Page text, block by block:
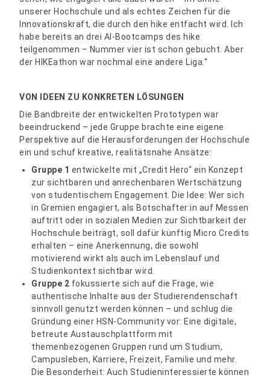
unserer Hochschule und als echtes Zeichen für die
Innovationskraft, die durch den hike entfacht wird. Ich
habe bereits an drei AI-Bootcamps des hike
teilgenommen – Nummer vier ist schon gebucht. Aber
der HIKEathon war nochmal eine andere Liga.“
VON IDEEN ZU KONKRETEN LÖSUNGEN
Die Bandbreite der entwickelten Prototypen war
beeindruckend – jede Gruppe brachte eine eigene
Perspektive auf die Herausforderungen der Hochschule
ein und schuf kreative, realitätsnahe Ansätze:
Gruppe 1 entwickelte mit „Credit Hero“ ein Konzept
zur sichtbaren und anrechenbaren Wertschätzung
von studentischem Engagement. Die Idee: Wer sich
in Gremien engagiert, als Botschafter:in auf Messen
auftritt oder in sozialen Medien zur Sichtbarkeit der
Hochschule beiträgt, soll dafür künftig Micro Credits
erhalten – eine Anerkennung, die sowohl
motivierend wirkt als auch im Lebenslauf und
Studienkontext sichtbar wird.
Gruppe 2 fokussierte sich auf die Frage, wie
authentische Inhalte aus der Studierendenschaft
sinnvoll genutzt werden können – und schlug die
Gründung einer HSN-Community vor: Eine digitale,
betreute Austauschplattform mit
themenbezogenen Gruppen rund um Studium,
Campusleben, Karriere, Freizeit, Familie und mehr.
Die Besonderheit: Auch Studieninteressierte können